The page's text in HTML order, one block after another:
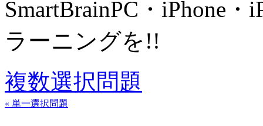
SmartBrainPC・iPhone・
ラーニングを!!
複数選択問題
« 単一選択問題